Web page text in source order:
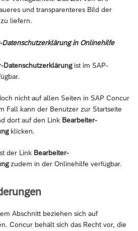
und transparenteres Bild der
liefern.
in Onlinehilfe
Datenschutzerklärungist im SAP-
nicht auf allen Seiten in SAP Concur
Fall kann der Benutzer zur Startseite
dort auf den Link Bearbeiter-
klicken.
der Link Bearbeiter-
zudem in der Onlinehilfe verfügbar.
Abschnitt beziehen sich auf
Concur behält sich das Recht vor, die